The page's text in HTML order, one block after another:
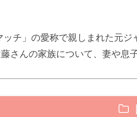
チ」の愛称で親しまれた元
さんの家族について、妻や息